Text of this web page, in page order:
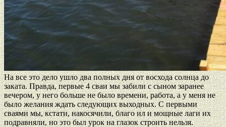
На все это дело ушло два полных дня от восхода солнца до
заката. Правда, первые 4 сваи мы забили с сыном заранее
вечером, у него больше не было времени, работа, а у меня не
было желания ждать следующих выходных. С первыми
сваями мы, кстати, накосячили, благо ил и мощные лаги их
подравняли, но это был урок на глазок строить нельзя.